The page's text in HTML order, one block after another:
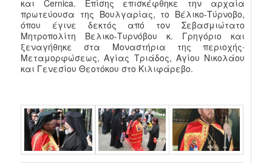
και Cernica. Επίσης επισκέφθηκε την αρχαία
πρωτεύουσα της Βουλγαρίας, το Βέλικο-Τύρνοβο,
όπου έγινε δεκτός από τον Σεβασμιώτατο
Μητροπολίτη Βελικο-Τυρνόβου κ. Γρηγόριο και
ξεναγήθηκε στα Μοναστήρια της περιοχής∙
Μεταμορφώσεως, Αγίας Τριάδος, Αγίου Νικολάου
και Γενεσίου Θεοτόκου στο Κιλιφάρεβο.